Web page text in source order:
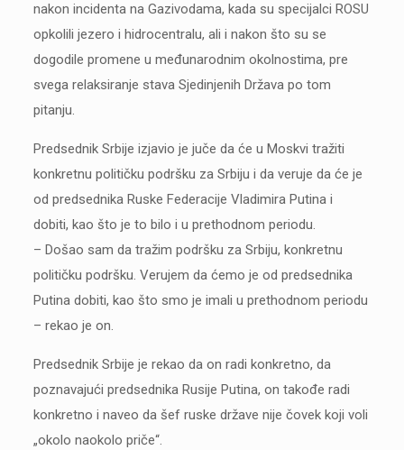
nakon incidenta na Gazivodama, kada su specijalci ROSU
opkolili jezero i hidrocentralu, ali i nakon što su se
dogodile promene u međunarodnim okolnostima, pre
svega relaksiranje stava Sjedinjenih Država po tom
pitanju.
Predsednik Srbije izjavio je juče da će u Moskvi tražiti
konkretnu političku podršku za Srbiju i da veruje da će je
od predsednika Ruske Federacije Vladimira Putina i
dobiti, kao što je to bilo i u prethodnom periodu.
– Došao sam da tražim podršku za Srbiju, konkretnu
političku podršku. Verujem da ćemo je od predsednika
Putina dobiti, kao što smo je imali u prethodnom periodu
– rekao je on.
Predsednik Srbije je rekao da on radi konkretno, da
poznavajući predsednika Rusije Putina, on takođe radi
konkretno i naveo da šef ruske države nije čovek koji voli
„okolo naokolo priče“.